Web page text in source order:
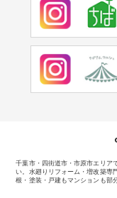
千葉市・四街道市・市原市エリア
い。 水廻りリフォーム・増改築専
根・塗装・戸建もマンションも部